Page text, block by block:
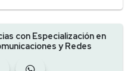
con Especialización en
y Redes